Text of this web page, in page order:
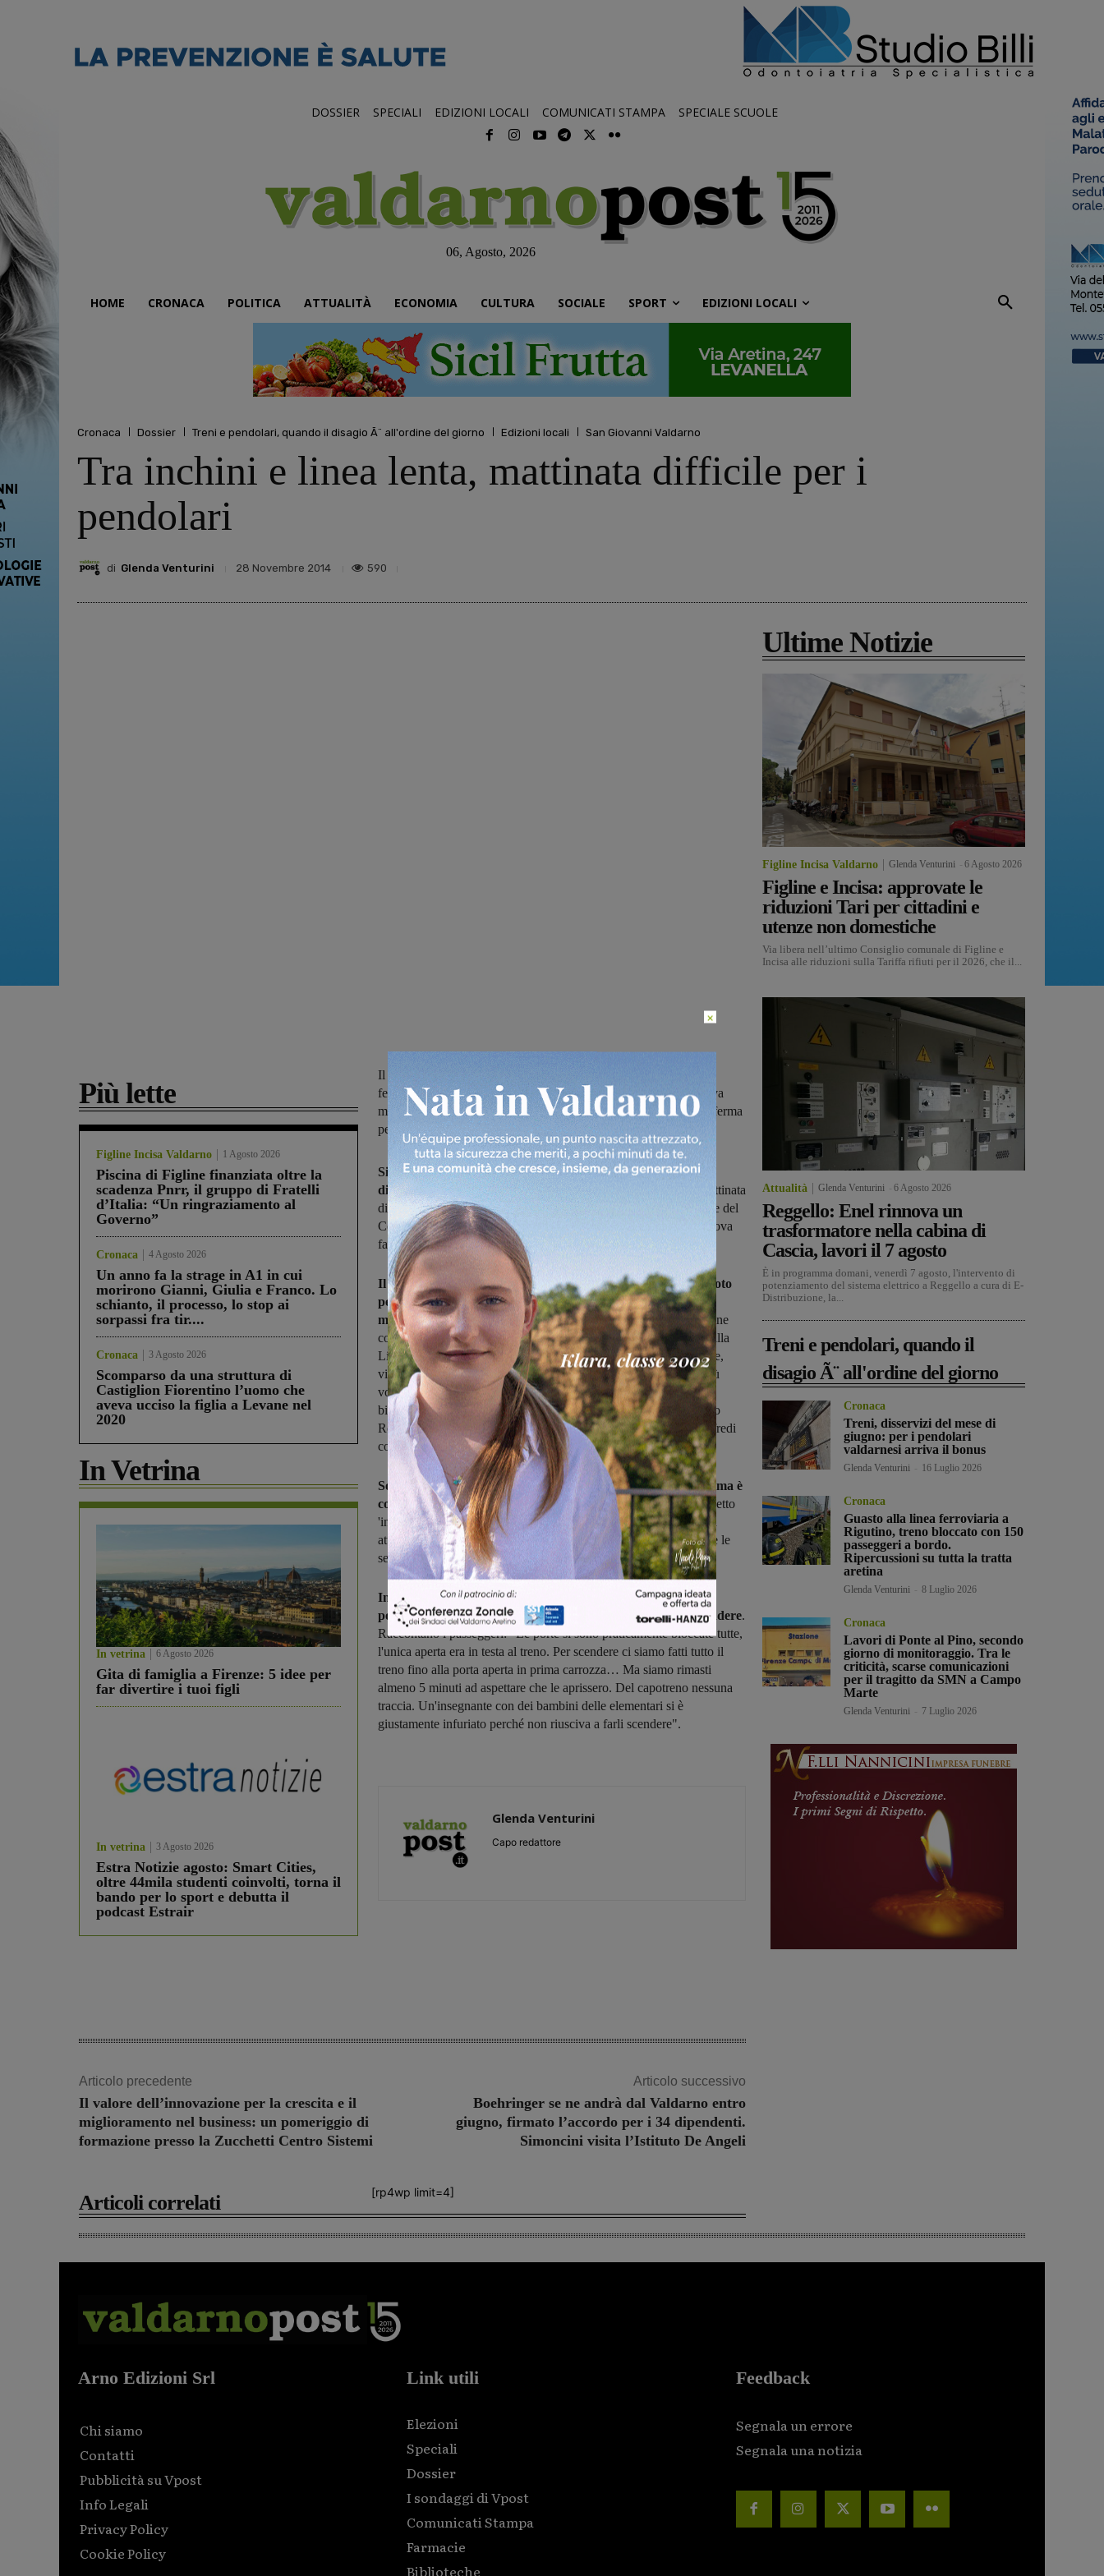
DOSSIER SPECIALI EDIZIONI LOCALI COMUNICATI STAMPA SPECIALE SCUOLE
06, Agosto, 2026
HOME CRONACA POLITICA ATTUALITÀ ECONOMIA CULTURA SOCIALE SPORT EDIZIONI LOCALI
Cronaca Dossier Treni e pendolari, quando il disagio Ã¨ all'ordine del giorno Edizioni locali San Giovanni Valdarno
Tra inchini e linea lenta, mattinata difficile per i
pendolari
di Glenda Venturini 28 Novembre 2014 590
Più lette
Figline Incisa Valdarno 1 Agosto 2026
Piscina di Figline finanziata oltre la
scadenza Pnrr, il gruppo di Fratelli
d’Italia: “Un ringraziamento al
Governo”
Cronaca 4 Agosto 2026
Un anno fa la strage in A1 in cui
morirono Gianni, Giulia e Franco. Lo
schianto, il processo, lo stop ai
sorpassi fra tir....
Cronaca 3 Agosto 2026
Scomparso da una struttura di
Castiglion Fiorentino l’uomo che
aveva ucciso la figlia a Levane nel
2020
In Vetrina
In vetrina 6 Agosto 2026
Gita di famiglia a Firenze: 5 idee per
far divertire i tuoi figli
In vetrina 3 Agosto 2026
Estra Notizie agosto: Smart Cities,
oltre 44mila studenti coinvolti, torna il
bando per lo sport e debutta il
podcast Estrair
Il ‘famigerato’ 6604 viene dirottato sulla Linea Lenta, costretto a
fermarsi più volte, arriva con mezz’ora di ritardo a Firenze. Non va
meglio ai passeggeri del 3152, che percorre la Direttissima ma si ferma
per dare la precedenza a due treni dell’Alta velocità
Si allunga l'elenco dei reclami dei pendolari valdarnesi per
dirottamenti sulla lenta e 'inchini' sulla Direttissima.
Nella mattinata
di stamani si registra praticamente l'en plein: tanto che il portavoce del
Comitato, Maurizio Da Re, chiede: "Che sia solo l'inizio della nuova
fase con la gestione Rfi Bologna della direttissima? ".
Il primo a finire nell'occhio del ciclone è il 6604, il regionale noto
per essere uno dei più utilizzati dai pendolari valdarnesi nella
mattinata, tanto che spesso è sovraffollato. Stamani arriva a Figline
con una manciata di minuti di ritardo, ma poi la svolta: si passa dalla
Linea Lenta. Niente direttissima per il regionale. E il ritardo cresce,
visto che, raccontano i pendolari, il treno ha dovuto "rallentare più
volte per non tamponare il locale che lo precedeva. Poi, arrivati al
bivio, nuovo rallentamento e successiva fermata di 15 minuti dopo
Rovezzano con 4 inchini all'Alta Velocità. Il treno è arrivato a Rifredi
con 30 minuti di ritardo".
Sorte diversa per il 3152, che passa invece dalla Direttissima, ma è
costretto a dare la precedenza all'Alta Velocità.Anzi, il cosiddetto
'inchino' è doppio: "Partito da Figline con due minuti di ritardo ha
atteso il passaggio di due treni alta velocità". Numerosi i reclami e le
segnalazioni inviate alla Regione.
Infine, la disavventura del Vivalto 11682 Arezzo-Firenze:
pochissimi minuti di ritardo, ma moltissime difficoltà per scendere.
Raccontano i passeggeri: "Le porte si sono praticamente bloccate tutte,
l'unica aperta era in testa al treno. Per scendere ci siamo fatti tutto il
treno fino alla porta aperta in prima carrozza… Ma siamo rimasti
almeno 5 minuti ad aspettare che le aprissero. Del capotreno nessuna
traccia. Un'insegnante con dei bambini delle elementari si è
giustamente infuriato perché non riusciva a farli scendere".
Glenda Venturini
Capo redattore
Articolo precedente
Il valore dell’innovazione per la crescita e il
miglioramento nel business: un pomeriggio di
formazione presso la Zucchetti Centro Sistemi
Articolo successivo
Boehringer se ne andrà dal Valdarno entro
giugno, firmato l’accordo per i 34 dipendenti.
Simoncini visita l’Istituto De Angeli
[rp4wp limit=4]
Articoli correlati
Ultime Notizie
Figline Incisa Valdarno Glenda Venturini 6 Agosto 2026
Figline e Incisa: approvate le
riduzioni Tari per cittadini e
utenze non domestiche
Via libera nell’ultimo Consiglio comunale di Figline e
Incisa alle riduzioni sulla Tariffa rifiuti per il 2026, che il...
Attualità Glenda Venturini 6 Agosto 2026
Reggello: Enel rinnova un
trasformatore nella cabina di
Cascia, lavori il 7 agosto
È in programma domani, venerdì 7 agosto, l'intervento di
potenziamento del sistema elettrico a Reggello a cura di E-
Distribuzione, la...
Treni e pendolari, quando il
disagio Ã¨ all'ordine del giorno
Cronaca
Treni, disservizi del mese di
giugno: per i pendolari
valdarnesi arriva il bonus
Glenda Venturini 16 Luglio 2026
Cronaca
Guasto alla linea ferroviaria a
Rigutino, treno bloccato con 150
passeggeri a bordo.
Ripercussioni su tutta la tratta
aretina
Glenda Venturini 8 Luglio 2026
Cronaca
Lavori di Ponte al Pino, secondo
giorno di monitoraggio. Tra le
criticità, scarse comunicazioni
per il tragitto da SMN a Campo
Marte
Glenda Venturini 7 Luglio 2026
Arno Edizioni Srl
Chi siamo
Contatti
Pubblicità su Vpost
Info Legali
Privacy Policy
Cookie Policy
Link utili
Elezioni
Speciali
Dossier
I sondaggi di Vpost
Comunicati Stampa
Farmacie
Biblioteche
Feedback
Segnala un errore
Segnala una notizia
×